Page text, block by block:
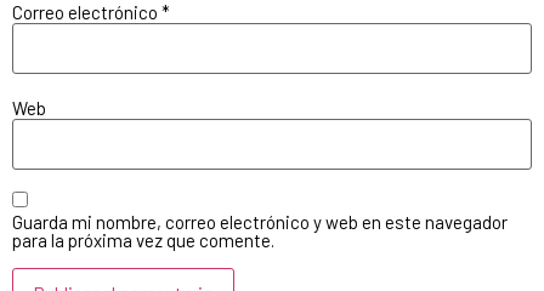
Correo electrónico *
Web
Guarda mi nombre, correo electrónico y web en este navegador
para la próxima vez que comente.